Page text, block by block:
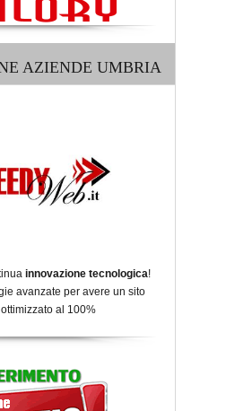
AZIENDE UMBRIA
innovazione tecnologica!
avanzate per avere un sito
al 100%